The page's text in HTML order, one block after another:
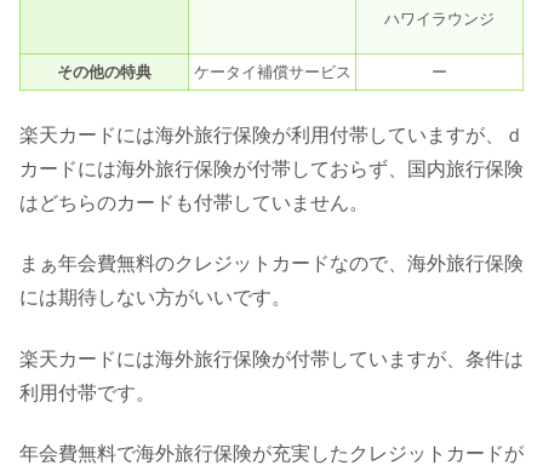
ハワイラウンジ
その他の特典 ケータイ補償サービス ー
楽天カードには海外旅行保険が利用付帯していますが、ｄ
カードには海外旅行保険が付帯しておらず、国内旅行保険
はどちらのカードも付帯していません。
まぁ年会費無料のクレジットカードなので、海外旅行保険
には期待しない方がいいです。
楽天カードには海外旅行保険が付帯していますが、条件は
利用付帯です。
年会費無料で海外旅行保険が充実したクレジットカードが